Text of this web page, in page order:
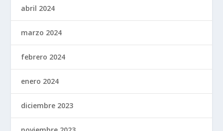
abril 2024
marzo 2024
febrero 2024
enero 2024
diciembre 2023